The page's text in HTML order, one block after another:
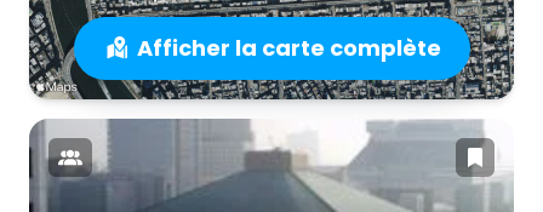
Afficher la carte complète